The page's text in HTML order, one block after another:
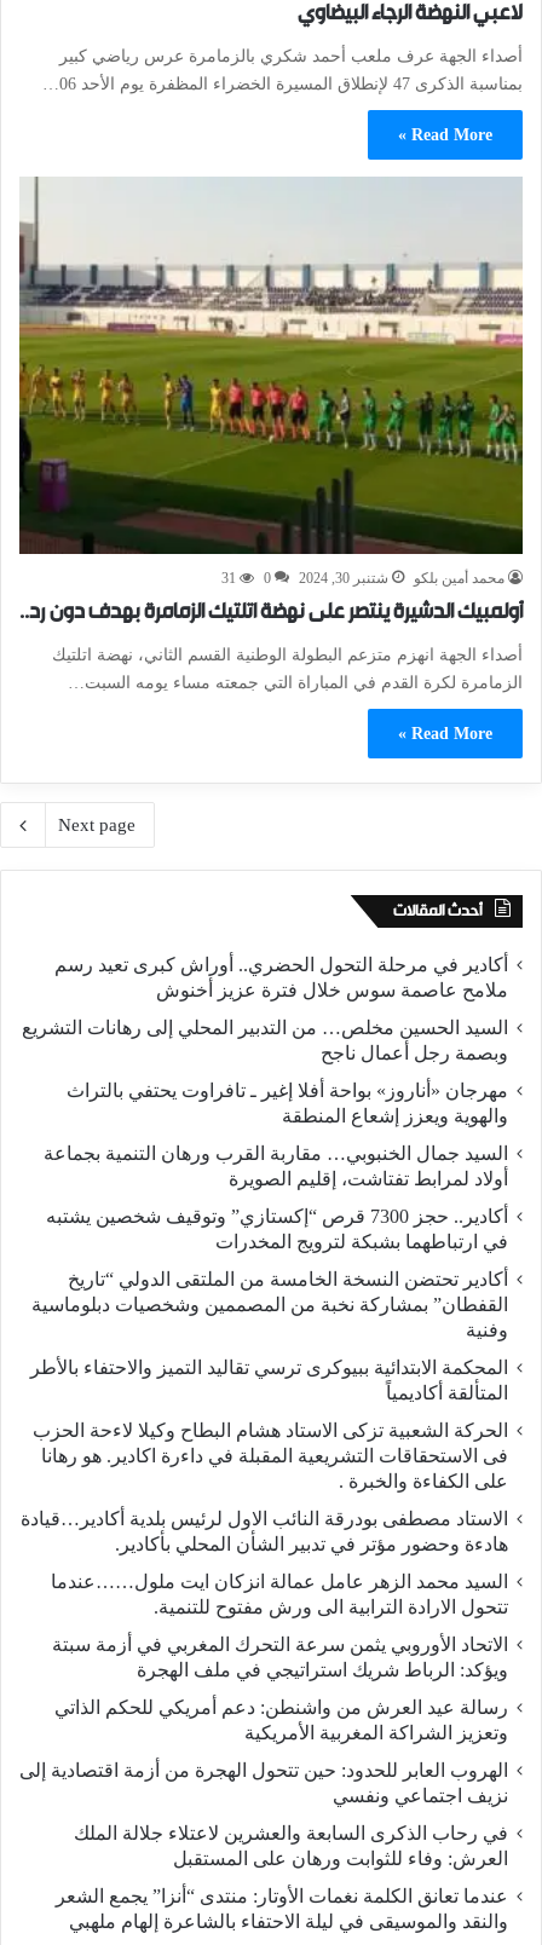
لاعبي النهضة الرجاء البيضاوي
أصداء الجهة عرف ملعب أحمد شكري بالزمامرة عرس رياضي كبير
بمناسبة الذكرى 47 لإنطلاق المسيرة الخضراء المظفرة يوم الأحد 06…
Read More »
محمد أمين بلكو شتنبر 30, 2024 0
31
أولمبيك الدشيرة ينتصر على نهضة اتلتيك الزمامرة بهدف دون رد..
أصداء الجهة انهزم متزعم البطولة الوطنية القسم الثاني، نهضة اتلتيك
الزمامرة لكرة القدم في المباراة التي جمعته مساء يومه السبت…
Read More »
Next page
أحدث المقالات
أكادير في مرحلة التحول الحضري.. أوراش كبرى تعيد رسم
ملامح عاصمة سوس خلال فترة عزيز أخنوش
السيد الحسين مخلص… من التدبير المحلي إلى رهانات التشريع
وبصمة رجل أعمال ناجح
مهرجان «أناروز» بواحة أفلا إغير ـ تافراوت يحتفي بالتراث
والهوية ويعزز إشعاع المنطقة
السيد جمال الخنبوبي… مقاربة القرب ورهان التنمية بجماعة
أولاد لمرابط تفتاشت، إقليم الصويرة
أكادير.. حجز 7300 قرص “إكستازي” وتوقيف شخصين يشتبه
في ارتباطهما بشبكة لترويج المخدرات
أكادير تحتضن النسخة الخامسة من الملتقى الدولي “تاريخ
القفطان” بمشاركة نخبة من المصممين وشخصيات دبلوماسية
وفنية
المحكمة الابتدائية ببيوكرى ترسي تقاليد التميز والاحتفاء بالأطر
المتألقة أكاديمياً
الحركة الشعبية تزكى الاستاد هشام البطاح وكيلا لاءحة الحزب
فى الاستحقاقات التشريعية المقبلة في داءرة اكادير. هو رهانا
على الكفاءة والخبرة .
الاستاد مصطفى بودرقة النائب الاول لرئيس بلدية أكادير…قيادة
هادءة وحضور مؤتر في تدبير الشأن المحلي بأكادير.
السيد محمد الزهر عامل عمالة انزكان ايت ملول……عندما
تتحول الارادة الترابية الى ورش مفتوح للتنمية.
الاتحاد الأوروبي يثمن سرعة التحرك المغربي في أزمة سبتة
ويؤكد: الرباط شريك استراتيجي في ملف الهجرة
رسالة عيد العرش من واشنطن: دعم أمريكي للحكم الذاتي
وتعزيز الشراكة المغربية الأمريكية
​الهروب العابر للحدود: حين تتحول الهجرة من أزمة اقتصادية إلى
نزيف اجتماعي ونفسي
في رحاب الذكرى السابعة والعشرين لاعتلاء جلالة الملك
العرش: وفاء للثوابت ورهان على المستقبل
​عندما تعانق الكلمة نغمات الأوتار: منتدى “أنزا” يجمع الشعر
والنقد والموسيقى في ليلة الاحتفاء بالشاعرة إلهام ملهبي